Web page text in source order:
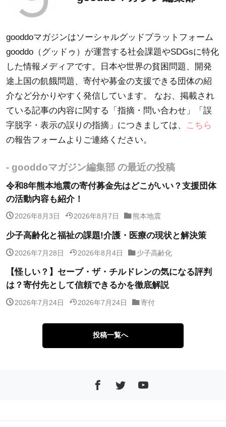
gooddoマガジンはソーシャルグッドプラットフォーム
gooddo（グッドゥ）が運営する社会課題やSDGsに特化
した情報メディアです。日本や世界の貧困問題、開発
途上国の飢餓問題、寄付や募金の支援できる団体の紹
介など分かりやすく発信しています。 なお、掲載され
ている記事の内容に関する「指摘・問い合わせ」「誤
字脱字・表示の誤りの指摘」につきましては、
こちら
の報告フォームよりご連絡ください。
- gooddoマガジン編集部 の最近の投稿
令和8年熊本地震の寄付募金先はどこがいい？支援団体
の活動内容も紹介！
2026年8月3日 2026年8月7日 熊本地震
少子高齢化と福祉の課題!介護・医療の現状と解決策
2026年7月28日 2026年8月4日 少子高齢化
【怪しい？】セーブ・ザ・チルドレンの気になる評判
は？寄付先として信頼できるかを徹底解説
2026年7月24日 2026年7月24日 寄付
投稿一覧へ